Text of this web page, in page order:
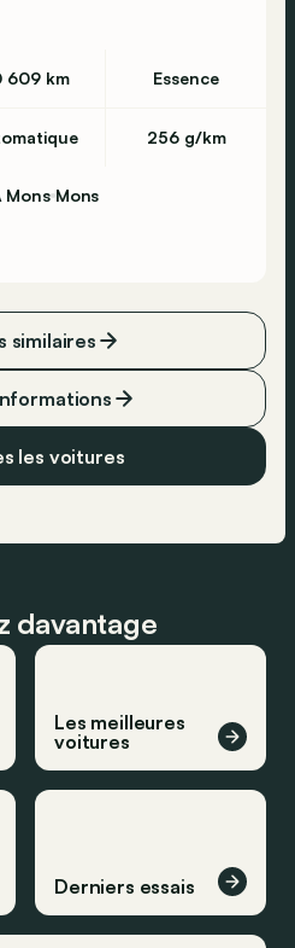
609 km Essence
256 g/km
Mons Mons
les voitures
similaires
davantage
Les meilleures
voitures
Derniers essais